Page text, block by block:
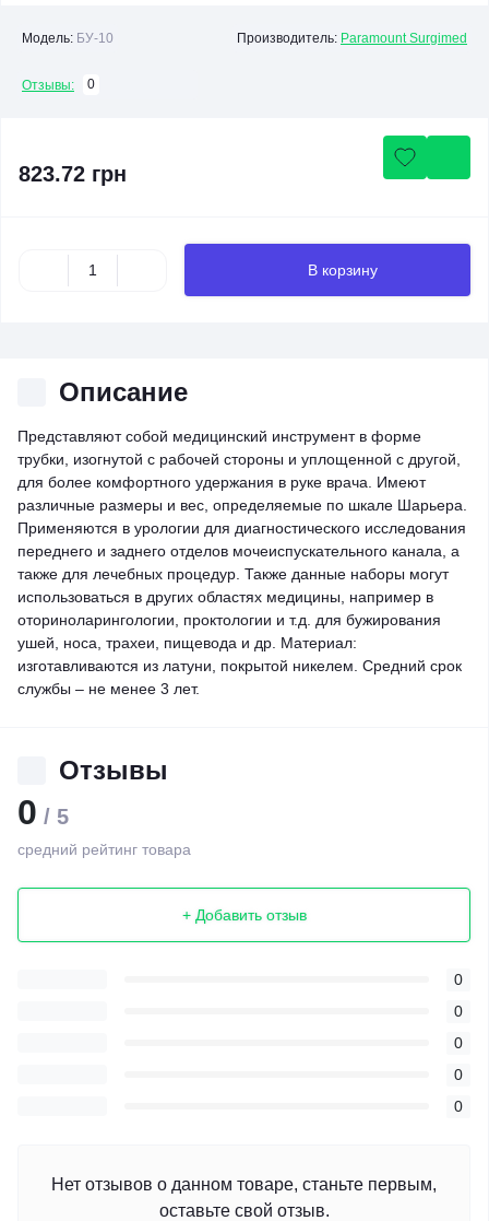
Модель: БУ-10 Производитель: Paramount Surgimed
Отзывы: 0
823.72 грн
В корзину
Описание
Представляют собой медицинский инструмент в форме
трубки, изогнутой с рабочей стороны и уплощенной с другой,
для более комфортного удержания в руке врача. Имеют
различные размеры и вес, определяемые по шкале Шарьера.
Применяются в урологии для диагностического исследования
переднего и заднего отделов мочеиспускательного канала, а
также для лечебных процедур. Также данные наборы могут
использоваться в других областях медицины, например в
оториноларингологии, проктологии и т.д. для бужирования
ушей, носа, трахеи, пищевода и др. Материал:
изготавливаются из латуни, покрытой никелем. Средний срок
службы – не менее 3 лет.
Отзывы
0 / 5
средний рейтинг товара
+ Добавить отзыв
0
0
0
0
0
Нет отзывов о данном товаре, станьте первым,
оставьте свой отзыв.